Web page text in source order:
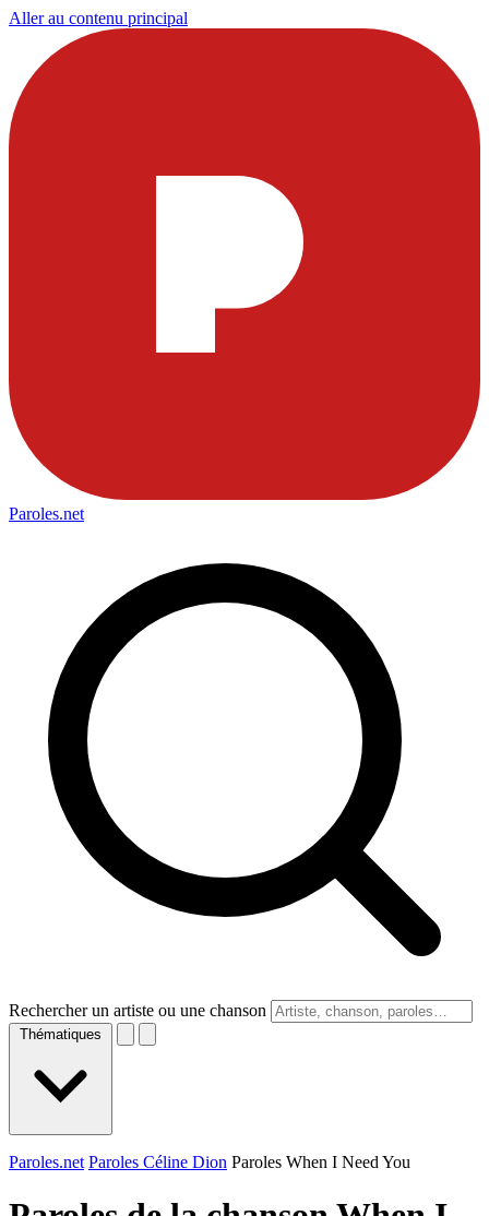
Aller au contenu principal
Paroles.net
Rechercher un artiste ou une chanson
Thématiques
Paroles.net Paroles Céline Dion Paroles When I Need You